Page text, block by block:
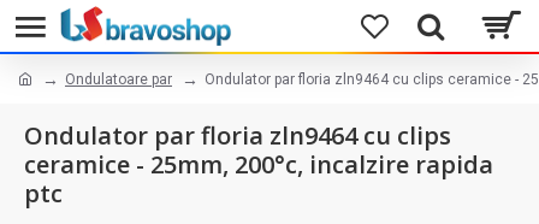
Ondulatoare par Ondulator par floria zln9464 cu clips ceramice -
Ondulator par floria zln9464 cu clips
ceramice - 25mm, 200°c, incalzire rapida
ptc